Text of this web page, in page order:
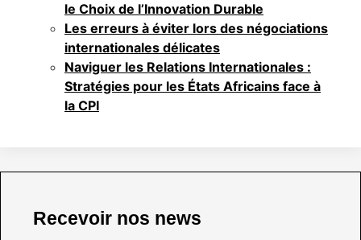
le Choix de l’Innovation Durable
Les erreurs à éviter lors des négociations
internationales délicates
Naviguer les Relations Internationales :
Stratégies pour les États Africains face à
la CPI
Recevoir nos news